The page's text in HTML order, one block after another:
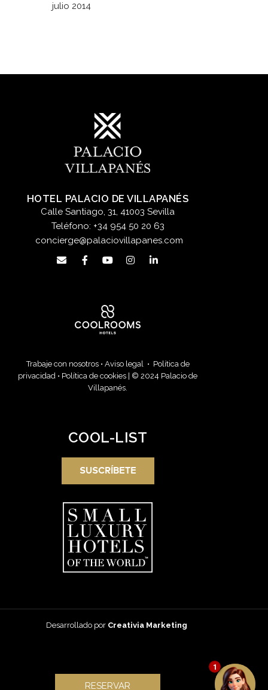
julio 2014
HOTEL PALACIO DE VILLAPANÉS
Calle Santiago, 31, 41003 Sevilla
Teléfono: +34 954 50 20 63
concierge@palaciovillapanes.com
Trabaje con nosotros • Aviso legal • Política de
privacidad • Política de cookies | © 2024 Palacio de
Villapanés.
COOL-LIST
SUSCRÍBETE
RESERVAR
Desarrollado por Creativia Marketing
1